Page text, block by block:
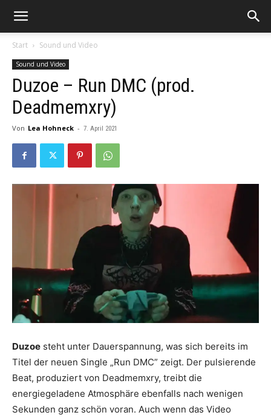
Start Sound und Video
Sound und Video
Duzoe – Run DMC (prod.
Deadmemxry)
Von Lea Hohneck - 7. April 2021
Duzoe steht unter Dauerspannung, was sich bereits im
Titel der neuen Single „Run DMC” zeigt. Der pulsierende
Beat, produziert von Deadmemxry, treibt die
energiegeladene Atmosphäre ebenfalls nach wenigen
Sekunden ganz schön voran. Auch wenn das Video